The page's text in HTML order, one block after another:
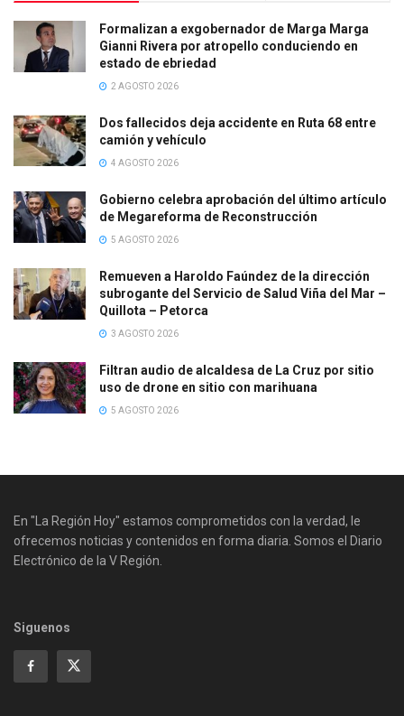
Formalizan a exgobernador de Marga Marga
Gianni Rivera por atropello conduciendo en
estado de ebriedad
2 AGOSTO 2026
Dos fallecidos deja accidente en Ruta 68 entre
camión y vehículo
4 AGOSTO 2026
Gobierno celebra aprobación del último artículo
de Megareforma de Reconstrucción
5 AGOSTO 2026
Remueven a Haroldo Faúndez de la dirección
subrogante del Servicio de Salud Viña del Mar –
Quillota – Petorca
3 AGOSTO 2026
Filtran audio de alcaldesa de La Cruz por sitio
uso de drone en sitio con marihuana
5 AGOSTO 2026
En "La Región Hoy" estamos comprometidos con la verdad, le
ofrecemos noticias y contenidos en forma diaria. Somos el Diario
Electrónico de la V Región.
Siguenos